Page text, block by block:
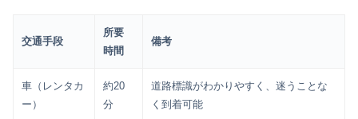
交通手段
所要
時間
備考
車（レンタカ
ー）
約20
分
道路標識がわかりやすく、迷うことな
く到着可能